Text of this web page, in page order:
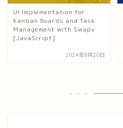
UI Implementation for
Kanban Boards and Task
Management with Swapy
[JavaScript]
2024年8月20日